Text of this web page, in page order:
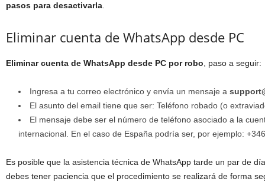
pasos para desactivarla
Eliminar cuenta de WhatsApp desde PC
Eliminar cuenta de WhatsApp desde PC por robo , paso a seguir:
Ingresa a tu correo electrónico y envía un mensaje a
El asunto del email tiene que ser: Teléfono robado (o
El mensaje debe ser el número de teléfono asociado a la
internacional. En el caso de España podría ser, por ejemplo:
Es posible que la asistencia técnica de WhatsApp tarde un par de
debes tener paciencia que el procedimiento se realizará de forma